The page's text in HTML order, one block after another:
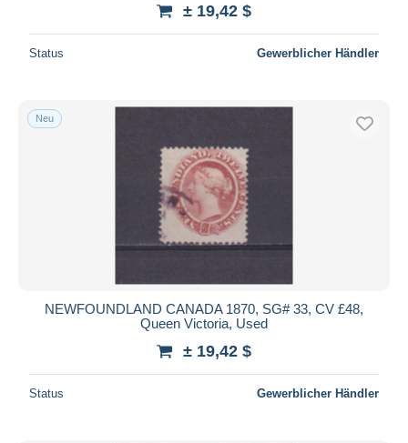
± 19,42 $
Status Gewerblicher Händler
Neu
NEWFOUNDLAND CANADA 1870, SG# 33, CV £48,
Queen Victoria, Used
± 19,42 $
Status Gewerblicher Händler